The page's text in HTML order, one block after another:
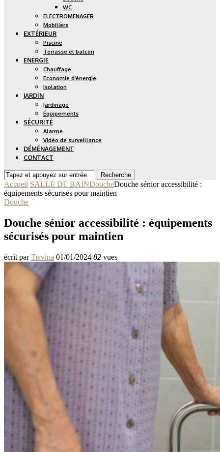
WC
ELECTROMENAGER
Mobiliers
EXTÉRIEUR
Piscine
Terrasse et balcon
ENERGIE
Chauffage
Economie d’énergie
Isolation
JARDIN
Jardinage
Équipements
SÉCURITÉ
Alarme
Vidéo de surveillance
DÉMÉNAGEMENT
CONTACT
Recherche
Accueil SALLE DE BAINDoucheDouche sénior accessibilité :
équipements sécurisés pour maintien
Douche
Douche sénior accessibilité : équipements
sécurisés pour maintien
écrit parTiavina 01/01/2024 82 vues